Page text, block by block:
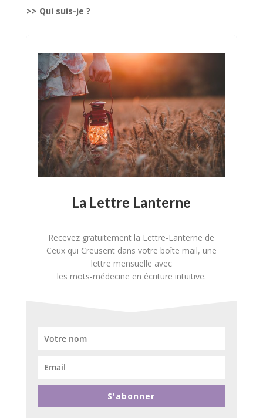
>> Qui suis-je ?
La Lettre Lanterne
Recevez gratuitement la Lettre-Lanterne de
Ceux qui Creusent dans votre boîte mail, une
lettre mensuelle avec
les mots-médecine en écriture intuitive.
S'abonner